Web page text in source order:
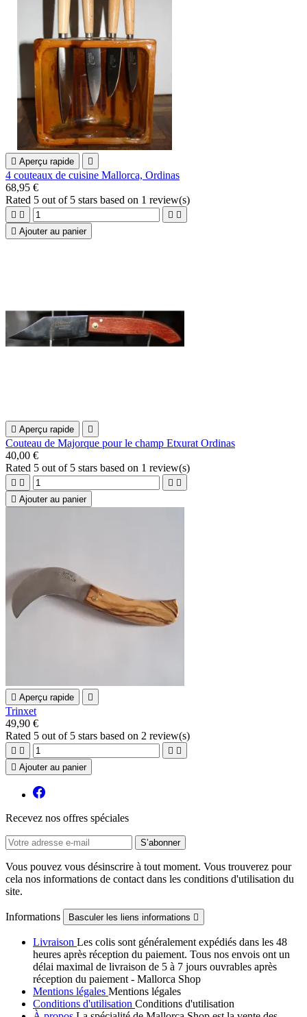
 Aperçu rapide 
4 couteaux de cuisine Mallorca, Ordinas
68,95 €
Rated 5 out of 5 stars based on 1 review(s)
   
 Ajouter au panier
 Aperçu rapide 
Couteau de Majorque pour le champ Etxurat Ordinas
40,00 €
Rated 5 out of 5 stars based on 1 review(s)
   
 Ajouter au panier
 Aperçu rapide 
Trinxet
49,90 €
Rated 5 out of 5 stars based on 2 review(s)
   
 Ajouter au panier
Recevez nos offres spéciales
Vous pouvez vous désinscrire à tout moment. Vous trouverez pour
cela nos informations de contact dans les conditions d'utilisation du
site.
Informations Basculer les liens informations 
Livraison Les colis sont généralement expédiés dans les 48
heures après réception du paiement. Tous nos envois ont un
délai maximal de livraison de 5 à 7 jours ouvrables après
réception du paiement - Mallorca Shop
Mentions légales Mentions légales
Conditions d'utilisation Conditions d'utilisation